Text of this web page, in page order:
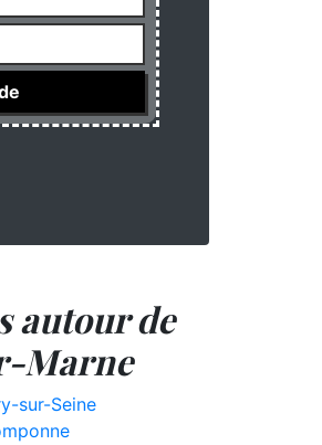
autour de
Marne
sur-Seine